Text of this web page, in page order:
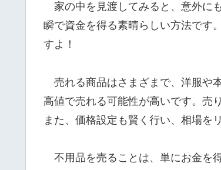
家の中を見渡してみると、意外に
瞬で資金を得る素晴らしい方法です
すよ！
売れる商品はさまざまで、洋服や
高値で売れる可能性が高いです。売
また、価格設定も賢く行い、相場を
不用品を売ることは、単にお金を